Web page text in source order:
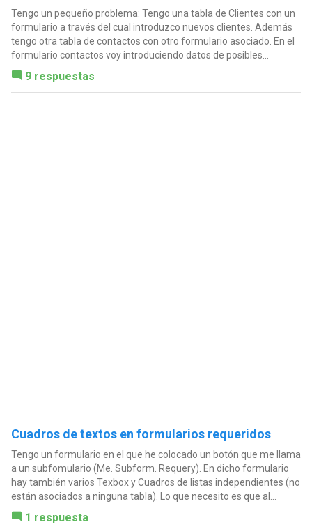
Tengo un pequeño problema: Tengo una tabla de Clientes con un
formulario a través del cual introduzco nuevos clientes. Además
tengo otra tabla de contactos con otro formulario asociado. En el
formulario contactos voy introduciendo datos de posibles...
9 respuestas
Cuadros de textos en formularios requeridos
Tengo un formulario en el que he colocado un botón que me llama
a un subfomulario (Me. Subform. Requery). En dicho formulario
hay también varios Texbox y Cuadros de listas independientes (no
están asociados a ninguna tabla). Lo que necesito es que al...
1 respuesta